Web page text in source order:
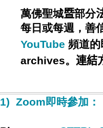
萬佛聖城暨部分
每日或每週，善
YouTube 頻道的
archives。 連結
1) Zoom即時參加：